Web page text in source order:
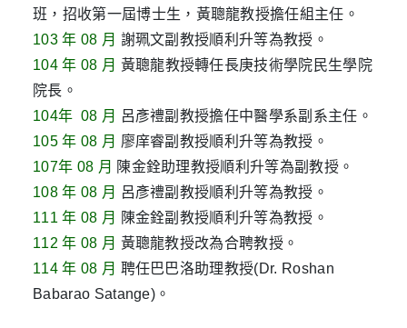
班，招收第一屆博士生，黃聰龍教授擔任組主任。
103 年 08 月 謝珮文副教授順利升等為教授。
104 年 08 月 黃聰龍教授轉任長庚技術學院民生學院
院長。
104年 08 月
呂彥禮副教授擔任中醫學系副系主任。
105 年 08 月 廖庠睿副教授順利升等為教授。
107年 08 月
陳金銓助理教授順利升等為副教授。
108 年 08 月
呂彥禮副教授順利升等為教授。
111 年 08 月
陳金銓副教授順利升等為教授。
112 年 08 月 黃聰龍教授改為合聘教授。
114 年 08 月 聘任巴巴洛助理教授(Dr. Roshan
Babarao Satange)。